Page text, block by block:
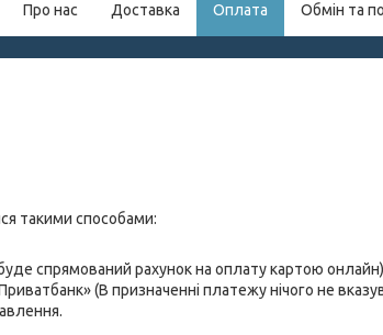
Про нас Доставка Оплата Обмін та
такими способами:
спрямований рахунок на оплату картою
(В призначенні платежу нічого не